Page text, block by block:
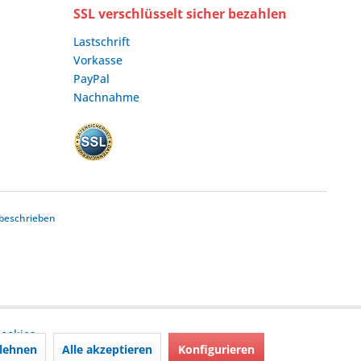
SSL verschlüsselt sicher bezahlen
Lastschrift
Vorkasse
PayPal
Nachnahme
Alle akzeptieren Konfigurieren